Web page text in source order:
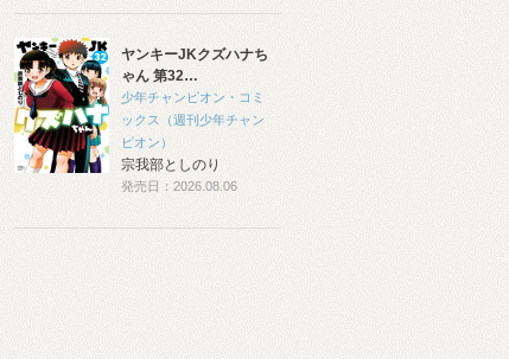
ヤンキーJKクズハナち
ゃん 第32…
少年チャンピオン・コミ
ックス（週刊少年チャン
ピオン）
宗我部としのり
発売日：2026.08.06